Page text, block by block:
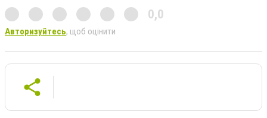
0,0
Авторизуйтесь, щоб оцінити